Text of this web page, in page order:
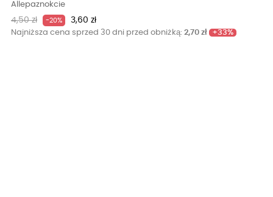
Allepaznokcie
Cena
podstawowa
4,50 zł -20% Cena
3,60 zł
Najniższa cena sprzed 30 dni przed obniżką: 2,70 zł +33%